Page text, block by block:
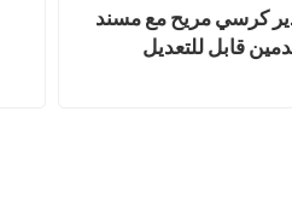
كرسي مريح مع مسند
قابل للتعديل